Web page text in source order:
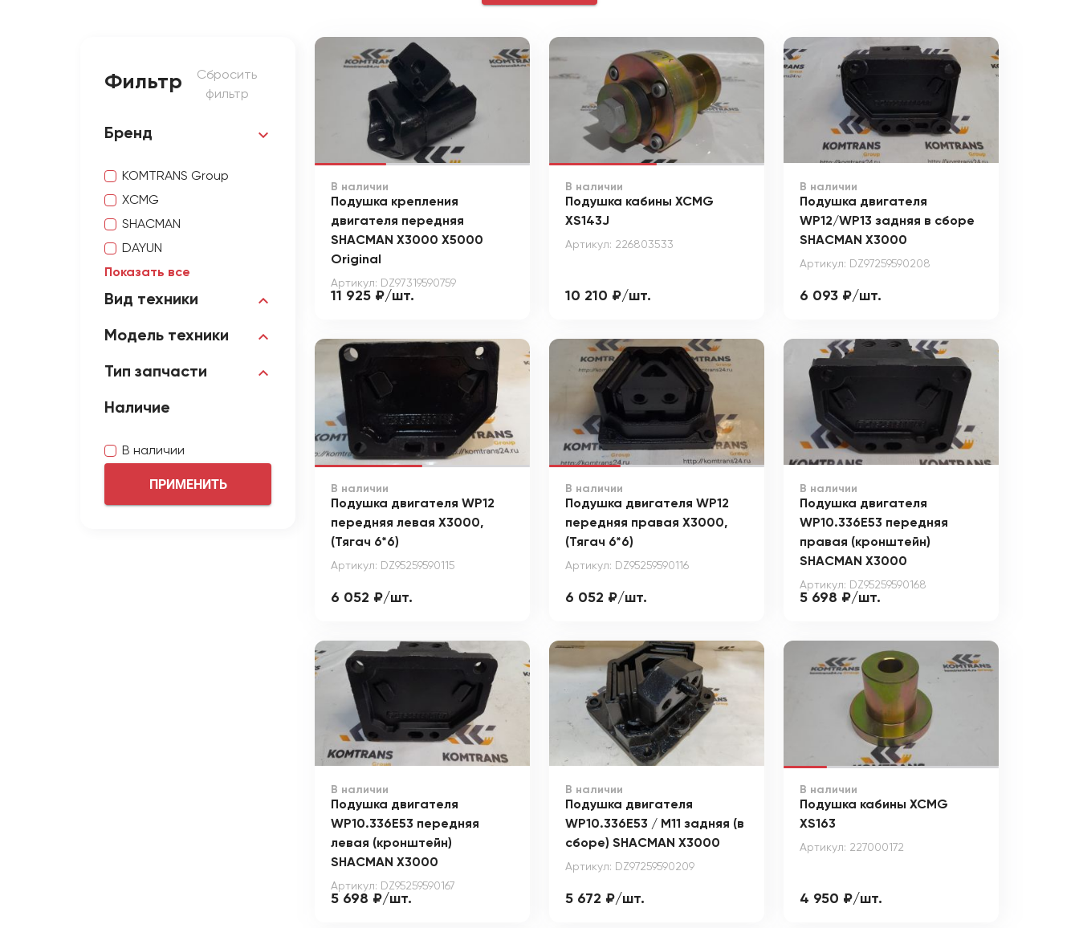
Фильтр
Сбросить
фильтр
Бренд
KOMTRANS Group
XCMG
SHACMAN
DAYUN
Показать все
Вид техники
Модель техники
Тип запчасти
Наличие
В наличии
ПРИМЕНИТЬ
В наличии
Подушка крепления
двигателя передняя
SHACMAN X3000 X5000
Original
Артикул: DZ97319590759
11 925 ₽/шт.
В наличии
Подушка кабины XCMG
XS143J
Артикул: 226803533
10 210 ₽/шт.
В наличии
Подушка двигателя
WP12/WP13 задняя в сборе
SHACMAN X3000
Артикул: DZ97259590208
6 093 ₽/шт.
В наличии
Подушка двигателя WP12
передняя левая X3000,
(Тягач 6*6)
Артикул: DZ95259590115
6 052 ₽/шт.
В наличии
Подушка двигателя WP12
передняя правая X3000,
(Тягач 6*6)
Артикул: DZ95259590116
6 052 ₽/шт.
В наличии
Подушка двигателя
WP10.336E53 передняя
правая (кронштейн)
SHACMAN X3000
Артикул: DZ95259590168
5 698 ₽/шт.
В наличии
Подушка двигателя
WP10.336E53 передняя
левая (кронштейн)
SHACMAN X3000
Артикул: DZ95259590167
5 698 ₽/шт.
В наличии
Подушка двигателя
WP10.336E53 / M11 задняя (в
сборе) SHACMAN X3000
Артикул: DZ97259590209
5 672 ₽/шт.
В наличии
Подушка кабины XCMG
XS163
Артикул: 227000172
4 950 ₽/шт.